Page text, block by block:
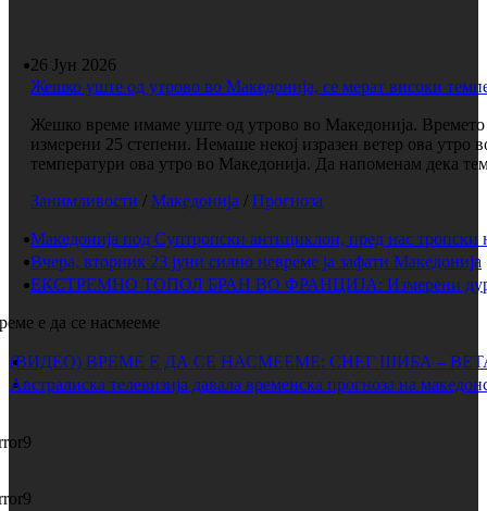
26 Јун 2026
Жешко уште од утрово во Македонија, се мерат високи
Жешко време имаме уште од утрово во Македонија. Времето
измерени 25 степени. Немаше некој изразен ветер ова
температури ова утро во Македонија. Да напоменам дека
Занимливости / Македонија / Прогноза
Македонија под Суптропски антициклон, пред нас тропски
Вчера, вторник 23 јуни силно невреме ја зафати Македонија
ЕКСТРЕМНО ТОПОЛ БРАН ВО ФРАНЦИЈА: Измерени дури
е да се насмееме
(ВИДЕО) ВРЕМЕ Е ДА СЕ НАСМЕЕМЕ: СНЕГ ШИБА –
Австралиска телевизија давала временска прогноза на